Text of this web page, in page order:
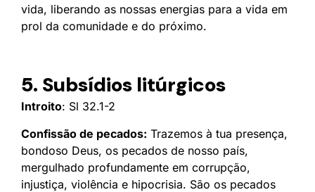
vida, liberando as nossas energias para a vida em
prol da comunidade e do próximo.
5. Subsídios litúrgicos
Introito: Sl 32.1-2
Confissão de pecados: Trazemos à tua presença,
bondoso Deus, os pecados de nosso país,
mergulhado profundamente em corrupção,
injustiça, violência e hipocrisia. São os pecados